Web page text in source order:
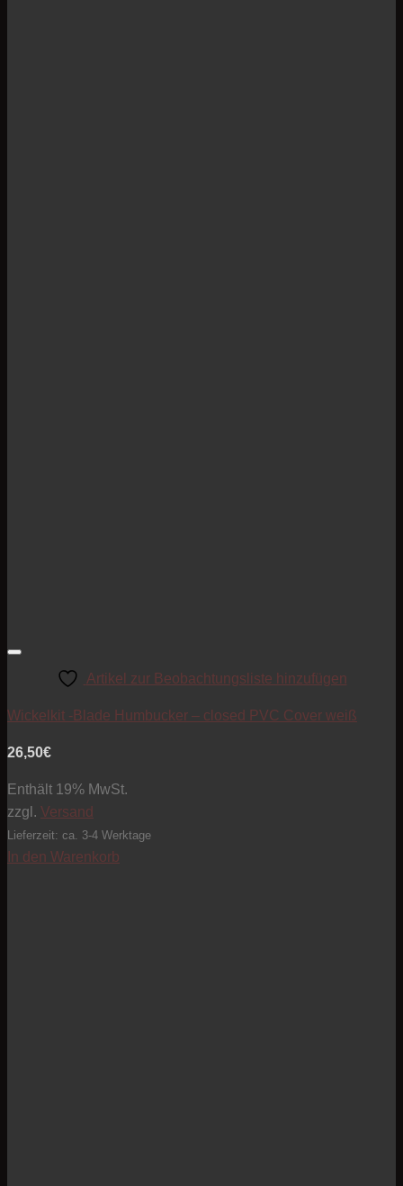
Artikel zur Beobachtungsliste hinzufügen
Wickelkit -Blade Humbucker – closed PVC Cover weiß
26,50€
Enthält 19% MwSt.
zzgl. Versand
Lieferzeit: ca. 3-4 Werktage
In den Warenkorb